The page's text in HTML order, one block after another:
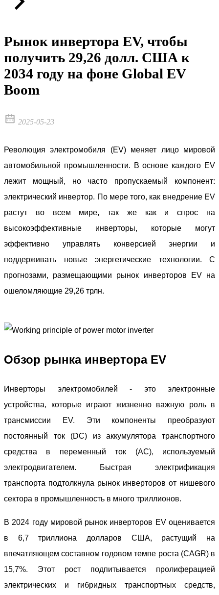
Рынок инвертора EV, чтобы
получить 29,26 долл. США к
2034 году на фоне Global EV
Boom
2025-05-23
Революция электромобиля (EV) меняет лицо мировой
автомобильной промышленности. В основе каждого EV
лежит мощный, но часто пропускаемый компонент:
электрический инвертор. По мере того, как внедрение EV
растут во всем мире, так же как и спрос на
высокоэффективные инверторы, которые могут
эффективно управлять конверсией энергии и
поддерживать новые энергетические технологии. С
прогнозами, размещающими рынок инверторов EV на
ошеломляющие 29,26 трлн.
Обзор рынка инвертора EV
Инверторы электромобилей - это электронные
устройства, которые играют жизненно важную роль в
трансмиссии EV. Эти компоненты преобразуют
постоянный ток (DC) из аккумулятора транспортного
средства в переменный ток (AC), используемый
электродвигателем. Быстрая электрификация
транспорта подтолкнула рынок инверторов от нишевого
сектора в промышленность в много триллионов.
В 2024 году мировой рынок инверторов EV оценивается
в 6,7 триллиона долларов США, растущий на
впечатляющем составном годовом темпе роста (CAGR) в
15,7%. Этот рост подпитывается пролиферацией
электрических и гибридных транспортных средств,